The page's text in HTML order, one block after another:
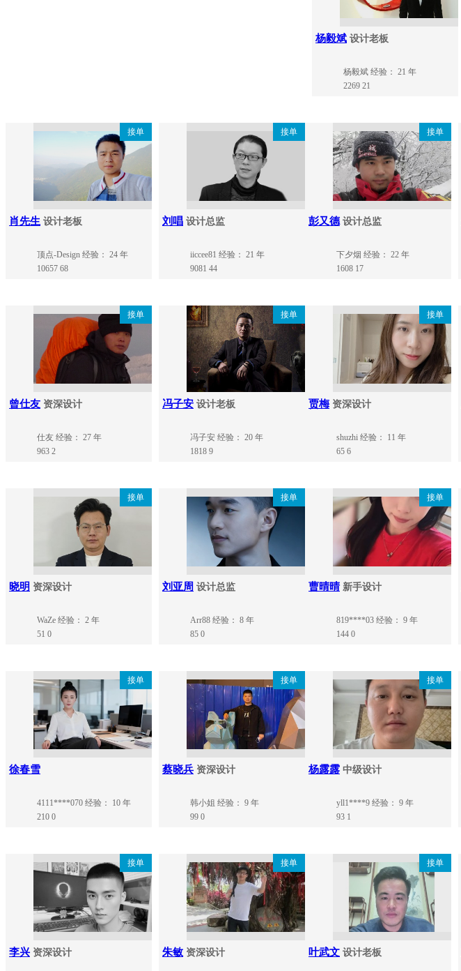
杨毅斌 设计老板
杨毅斌 经验： 21 年
2269 21
接单
肖先生 设计老板
顶点-Design 经验： 24 年
10657 68
接单
刘唱 设计总监
iiccee81 经验： 21 年
9081 44
接单
彭又德 设计总监
下夕烟 经验： 22 年
1608 17
接单
曾仕友 资深设计
仕友 经验： 27 年
963 2
接单
冯子安 设计老板
冯子安 经验： 20 年
1818 9
接单
贾梅 资深设计
shuzhi 经验： 11 年
65 6
接单
晓明 资深设计
WaZe 经验： 2 年
51 0
接单
刘亚周 设计总监
Arr88 经验： 8 年
85 0
接单
曹晴晴 新手设计
819****03 经验： 9 年
144 0
接单
徐春雪
4111****070 经验： 10 年
210 0
接单
蔡晓兵 资深设计
韩小姐 经验： 9 年
99 0
接单
杨露露 中级设计
yll1****9 经验： 9 年
93 1
接单
李兴 资深设计
接单
朱敏 资深设计
接单
叶武文 设计老板